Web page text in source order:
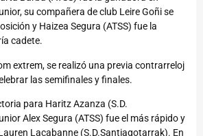
su compañera de club Leire Goñi se
y Haizea Segura (ATSS) fue la
cadete.
extrem, se realizó una previa contrarreloj
las semifinales y finales.
para Haritz Azanza (S.D.
Alex Segura (ATSS) fue el más rápido y
Lacabanne (S.D.Santiagotarrak). En